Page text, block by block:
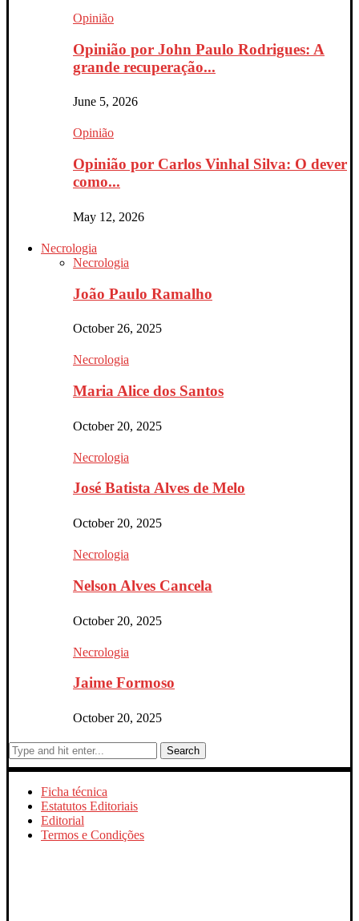
Opinião
Opinião por John Paulo Rodrigues: A
grande recuperação...
June 5, 2026
Opinião
Opinião por Carlos Vinhal Silva: O dever
como...
May 12, 2026
Necrologia
Necrologia
João Paulo Ramalho
October 26, 2025
Necrologia
Maria Alice dos Santos
October 20, 2025
Necrologia
José Batista Alves de Melo
October 20, 2025
Necrologia
Nelson Alves Cancela
October 20, 2025
Necrologia
Jaime Formoso
October 20, 2025
Search
Ficha técnica
Estatutos Editoriais
Editorial
Termos e Condições